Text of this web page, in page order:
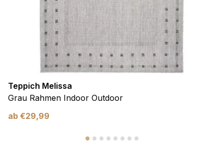
Teppich Melissa
Grau Rahmen Indoor Outdoor
ab €29,99